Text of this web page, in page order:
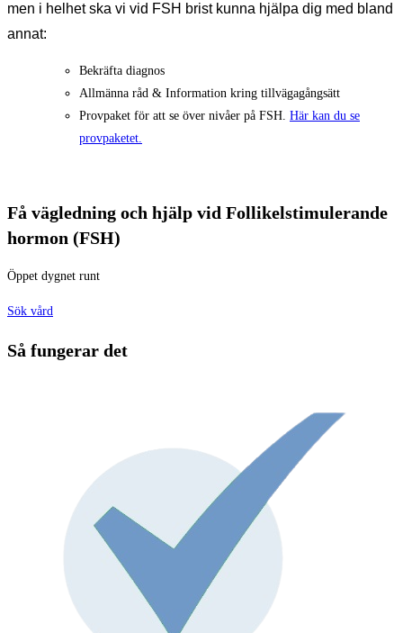
men i helhet ska vi vid FSH brist kunna hjälpa dig med bland
annat:
Bekräfta diagnos
Allmänna råd & Information kring tillvägagångsätt
Provpaket för att se över nivåer på FSH. Här kan du se
provpaketet.
Få vägledning och hjälp vid Follikelstimulerande
hormon (FSH)
Öppet dygnet runt
Sök vård
Så fungerar det